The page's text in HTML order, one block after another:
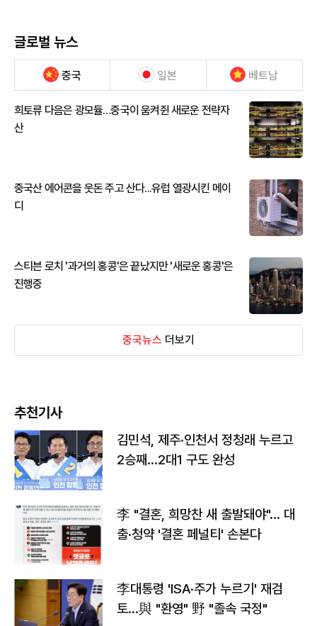
글로벌 뉴스
중국 일본 베트남
희토류 다음은 광모듈…중국이 움켜쥔 새로운 전략자
산
중국산 에어콘을 웃돈 주고 산다...유럽 열광시킨 메이
디
스티븐 로치 '과거의 홍콩'은 끝났지만 '새로운 홍콩'은
진행중
중국뉴스 더보기
추천기사
김민석, 제주·인천서 정청래 누르고
2승째…2대1 구도 완성
李 "결혼, 희망찬 새 출발돼야"… 대
출·청약 '결혼 페널티' 손본다
李대통령 'ISA·주가 누르기' 재검
토…與 "환영" 野 "졸속 국정"